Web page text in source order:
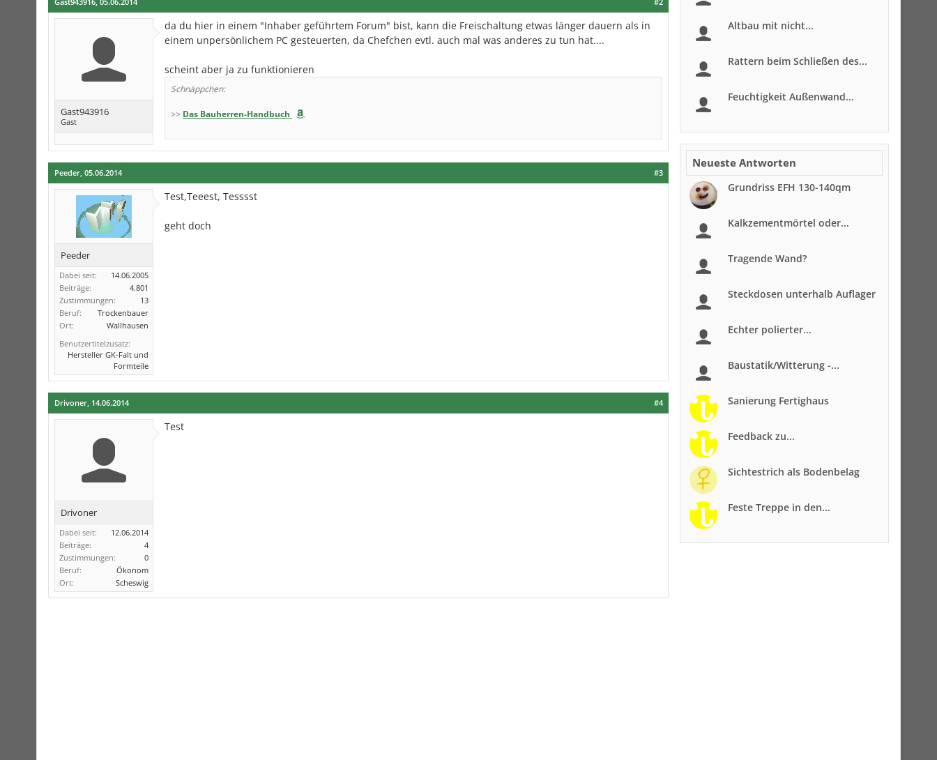
Gast943916
Gast
da du hier in einem "Inhaber geführtem Forum" bist, kann die Freischaltung etwas länger dauern als in
einem unpersönlichem PC gesteuerten, da Chefchen evtl. auch mal was anderes zu tun hat....
scheint aber ja zu funktionieren
Schnäppchen:
>> Das Bauherren-Handbuch
#3
Peeder, 05.06.2014
Peeder
Dabei seit:
14.06.2005
Beiträge:
4.801
Zustimmungen:
13
Beruf:
Trockenbauer
Ort:
Wallhausen
Benutzertitelzusatz:
Hersteller GK-Falt und
Formteile
Test,Teeest, Tesssst
geht doch
#4
Drivoner, 14.06.2014
Drivoner
Dabei seit:
12.06.2014
Beiträge:
4
Zustimmungen:
0
Beruf:
Ökonom
Ort:
Scheswig
Test
Altbau mit nicht...
Rattern beim Schließen des...
Feuchtigkeit Außenwand...
Neueste Antworten
Grundriss EFH 130-140qm
Kalkzementmörtel oder...
Tragende Wand?
Steckdosen unterhalb Auflager
Echter polierter...
Baustatik/Witterung -...
Sanierung Fertighaus
Feedback zu...
Sichtestrich als Bodenbelag
Feste Treppe in den...